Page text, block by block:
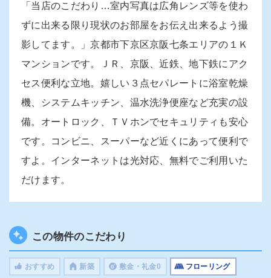
「当店のこだわり…室内写真は広角レンズ等を使わ
ずに出来る限り現状のお部屋をお伝え出来るよう撮
影してます。」京都市下京区京阪七条エリアの１Ｋ
マンションです。ＪＲ、京阪、近鉄、地下鉄にアク
セス便利な立地。嬉しい３点セパレートに浴室乾燥
機、システムキッチン、温水洗浄便座など充実の設
備。オートロック、ＴＶホンでセキュリティも安心
です。コンビニ、スーパーなど近くにあって便利で
すよ。インターネットは光対応、無料でご利用いた
だけます。
この物件のこだわり
おすすめ 新築 敷金・礼金0 フローリング